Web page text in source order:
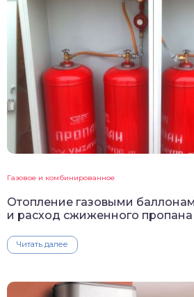
Газовое и комбинированное
Отопление газовыми
и расход сжиженного пропана
Читать далее